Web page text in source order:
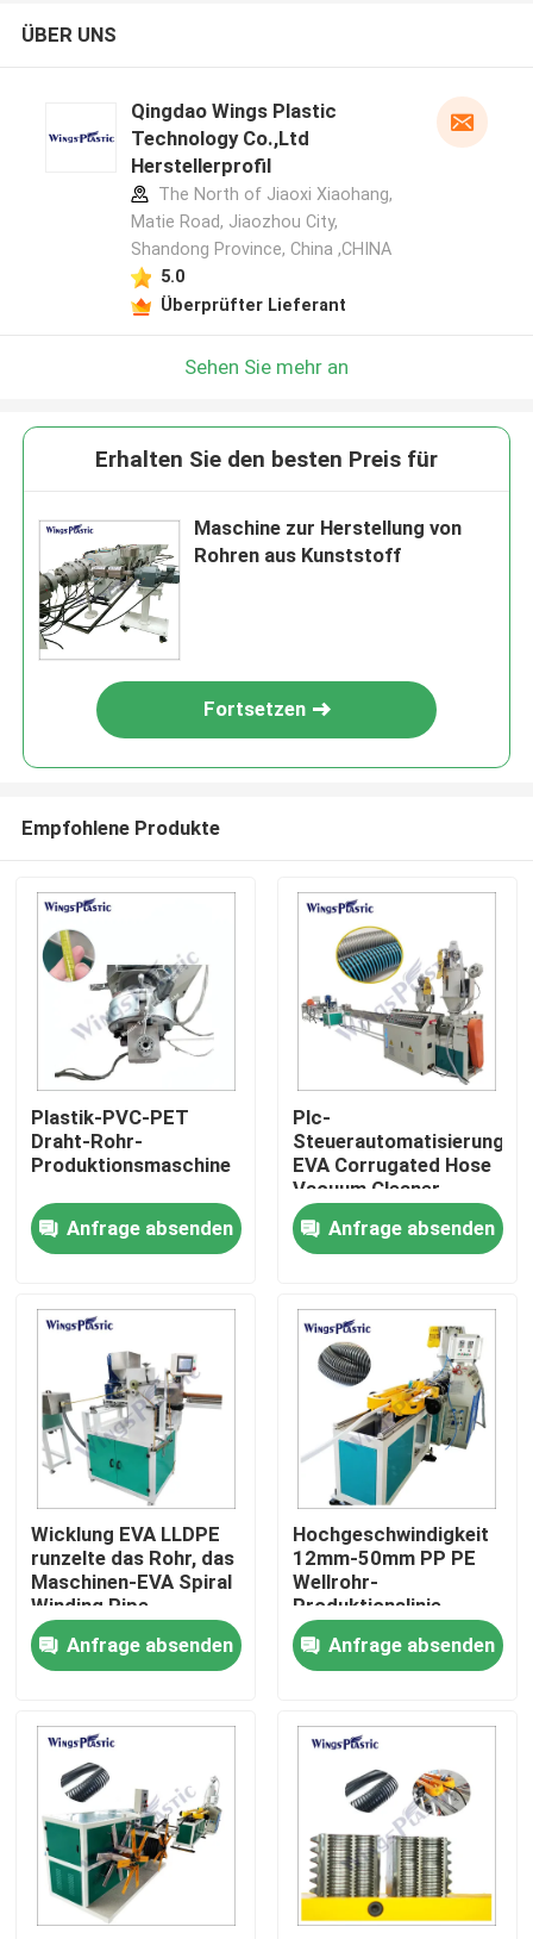
Heim
Produkte
Über uns
Fabrik-Ausflug
Qualitätskontrolle
Treten Sie mit uns in Verbindung
Kunststoffrohr-Verdrängungs-Linie
Kunststoffrohr-Extruder-Maschine
HDPE Rohr-Extruder-Maschine
ÜBER UNS
Qingdao Wings Plastic
Technology Co.,Ltd
Herstellerprofil
The North of Jiaoxi Xiaohang,
Matie Road, Jiaozhou City,
Shandong Province, China ,CHINA
5.0
Überprüfter Lieferant
Sehen Sie mehr an
Erhalten Sie den besten Preis für
Maschine zur Herstellung von
Rohren aus Kunststoff
Fortsetzen
Empfohlene Produkte
Plastik-PVC-PET
Draht-Rohr-
Produktionsmaschine
Anfrage absenden
Plc-
Steuerautomatisierungs-
EVA Corrugated Hose
Vacuum Cleaner-
Schlauch-
Verdrängungs-
Ausrüstung
Anfrage absenden
Wicklung EVA LLDPE
runzelte das Rohr, das
Maschinen-EVA Spiral
Winding Pipe
Productions-Linie für
Staubsauger-
Schlauch macht
Anfrage absenden
Hochgeschwindigkeit
12mm-50mm PP PE
Wellrohr-
Produktionslinie
Wellrohr-Flexibility-
Rohrmaschine
Anfrage absenden